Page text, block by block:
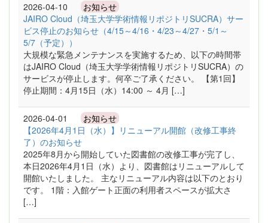
2026-04-10 お知らせ
JAIRO Cloud（埼玉大学学術情報リポジトリSUCRA）サー
ビス停止のお知らせ（4/15～4/16・4/23～4/27・5/1～
5/7（予定））
大規模な緊急メンテナンスを実施するため、以下の時間帯
はJAIRO Cloud（埼玉大学学術情報リポジトリSUCRA）の
サービスが停止します。何卒ご了承ください。 【第1回】
停止期間：4月15日（水）14:00 ～ 4月 […]
2026-04-01 お知らせ
【2026年4月1日（水）】リニューアル開館（改修工事終
了）のお知らせ
2025年8月から開始していた図書館の改修工事が完了し、
本日2026年4月1日（水）より、図書館はリニューアルして
開館いたしました。 主なリニューアル内容は以下のとおり
です。 1階：入館ゲート正面の利用者スペースが拡大さ
[…]